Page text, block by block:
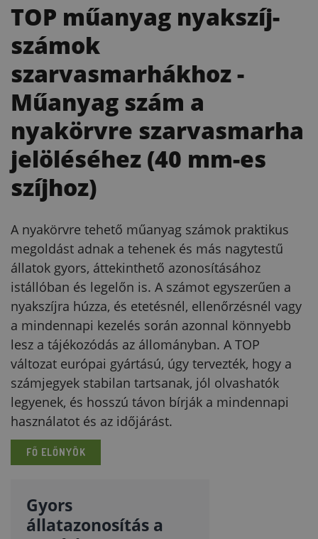
TOP műanyag nyakszíj-
számok
szarvasmarhákhoz-
Műanyag szám a
nyakörvre szarvasmarha
jelöléséhez (40 mm-es
szíjhoz)
A nyakörvre tehető műanyag számok praktikus
megoldást adnak a tehenek és más nagytestű
állatok gyors, áttekinthető azonosításához
istállóban és legelőn is. A számot egyszerűen a
nyakszíjra húzza, és etetésnél, ellenőrzésnél vagy
a mindennapi kezelés során azonnal könnyebb
lesz a tájékozódás az állományban. A TOP
változat európai gyártású, úgy tervezték, hogy a
számjegyek stabilan tartsanak, jól olvashatók
legyenek, és hosszú távon bírják a mindennapi
használatot és az időjárást.
FŐ ELŐNYÖK
Gyors
állatazonosítás a